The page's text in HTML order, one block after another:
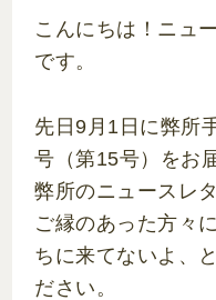
こんにちは！ニュ
です。
先日9月1日に弊所
号（第15号）をお
弊所のニュースレ
ご縁のあった方々
ちに来てないよ、
ださい。